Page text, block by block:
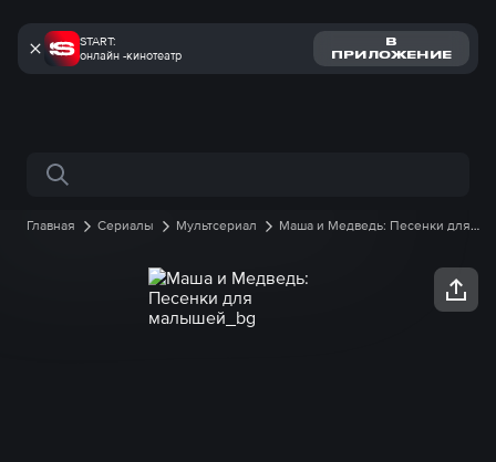
START:
онлайн -кинотеатр
В
ПРИЛОЖЕНИЕ
Поиск по сайту
Главная Сериалы Мультсериал
Маша и Медведь: Песенки для